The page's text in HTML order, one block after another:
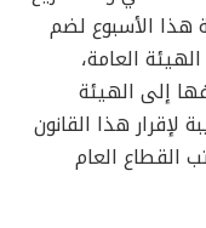
هذا الأسبوع لضم
العامة،
إلى الهيئة
لإقرار هذا القانون
القطاع العام